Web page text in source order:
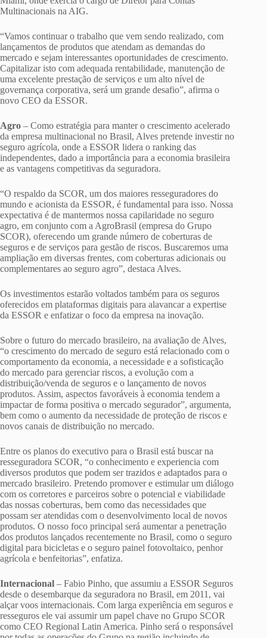
Multinacionais na AIG.
“Vamos continuar o trabalho que vem sendo realizado, com
lançamentos de produtos que atendam as demandas do
mercado e sejam interessantes oportunidades de crescimento.
Capitalizar isto com adequada rentabilidade, manutenção de
uma excelente prestação de serviços e um alto nível de
governança corporativa, será um grande desafio”, afirma o
novo CEO da ESSOR.
Agro – Como estratégia para manter o crescimento acelerado
da empresa multinacional no Brasil, Alves pretende investir no
seguro agrícola, onde a ESSOR lidera o ranking das
independentes, dado a importância para a economia brasileira
e as vantagens competitivas da seguradora.
“O respaldo da SCOR, um dos maiores resseguradores do
mundo e acionista da ESSOR, é fundamental para isso. Nossa
expectativa é de mantermos nossa capilaridade no seguro
agro, em conjunto com a AgroBrasil (empresa do Grupo
SCOR), oferecendo um grande número de coberturas de
seguros e de serviços para gestão de riscos. Buscaremos uma
ampliação em diversas frentes, com coberturas adicionais ou
complementares ao seguro agro”, destaca Alves.
Os investimentos estarão voltados também para os seguros
oferecidos em plataformas digitais para alavancar a expertise
da ESSOR e enfatizar o foco da empresa na inovação.
Sobre o futuro do mercado brasileiro, na avaliação de Alves,
“o crescimento do mercado de seguro está relacionado com o
comportamento da economia, a necessidade e a sofisticação
do mercado para gerenciar riscos, a evolução com a
distribuição/venda de seguros e o lançamento de novos
produtos. Assim, aspectos favoráveis à economia tendem a
impactar de forma positiva o mercado segurador”, argumenta,
bem como o aumento da necessidade de proteção de riscos e
novos canais de distribuição no mercado.
Entre os planos do executivo para o Brasil está buscar na
resseguradora SCOR, “o conhecimento e experiencia com
diversos produtos que podem ser trazidos e adaptados para o
mercado brasileiro. Pretendo promover e estimular um diálogo
com os corretores e parceiros sobre o potencial e viabilidade
das nossas coberturas, bem como das necessidades que
possam ser atendidas com o desenvolvimento local de novos
produtos. O nosso foco principal será aumentar a penetração
dos produtos lançados recentemente no Brasil, como o seguro
digital para bicicletas e o seguro painel fotovoltaico, penhor
agrícola e benfeitorias”, enfatiza.
Internacional – Fabio Pinho, que assumiu a ESSOR Seguros
desde o desembarque da seguradora no Brasil, em 2011, vai
alçar voos internacionais. Com larga experiência em seguros e
resseguros ele vai assumir um papel chave no Grupo SCOR
como CEO Regional Latin America. Pinho será o responsável